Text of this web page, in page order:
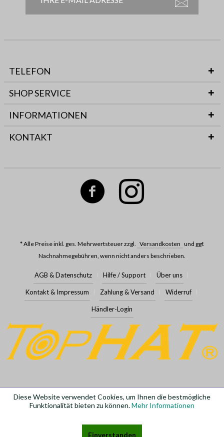
TELEFON
SHOP SERVICE
INFORMATIONEN
KONTAKT
* Alle Preise inkl. ges. Mehrwertsteuer zzgl. Versandkosten und ggf.
Nachnahmegebühren, wenn nicht anders beschrieben.
AGB & Datenschutz Hilfe / Support Über uns
Kontakt & Impressum Zahlung & Versand Widerruf
Händler-Login
Diese Website verwendet Cookies, um Ihnen die bestmögliche
Funktionalität bieten zu können.Mehr Informationen
Einverstanden